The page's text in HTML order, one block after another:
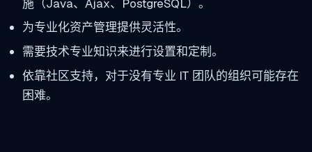
施（Java、Ajax、PostgreSQL）。
为专业化资产管理提供灵活性。
需要技术专业知识来进行设置和定制。
依靠社区支持，对于没有专业 IT 团队的组织可能存在
困难。